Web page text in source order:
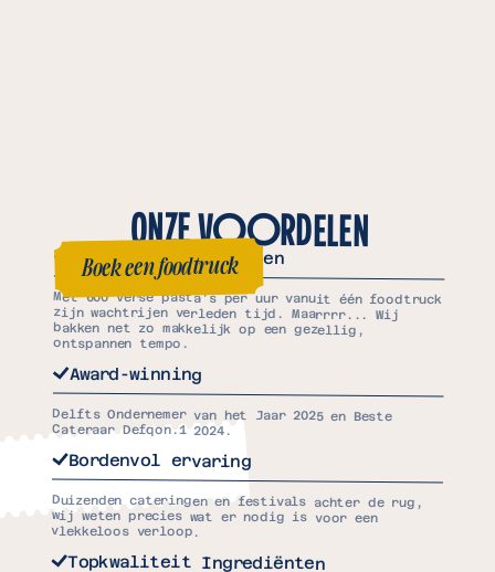
ONZEVOORDELEN
Geen lange wachtrijen
Met 600 verse pasta's per uur vanuit één foodtruck
zijn wachtrijen verleden tijd. Maarrrr... Wij
bakken net zo makkelijk op een gezellig,
ontspannen tempo.
Award-winning
Delfts Ondernemer van het Jaar 2025 en Beste
Cateraar Defqon.1 2024.
Bordenvol ervaring
Duizenden cateringen en festivals achter de rug,
wij weten precies wat er nodig is voor een
vlekkeloos verloop.
Topkwaliteit Ingrediënten
Boek een foodtruck
Boek een foodtruck